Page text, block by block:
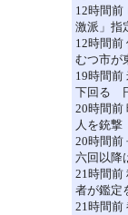
12時間
激派」指
12時間
むつ市が
19時間
下回る
20時間前
人を銃
20時間前
六回以降
21時間
者が鑑定
21時間前